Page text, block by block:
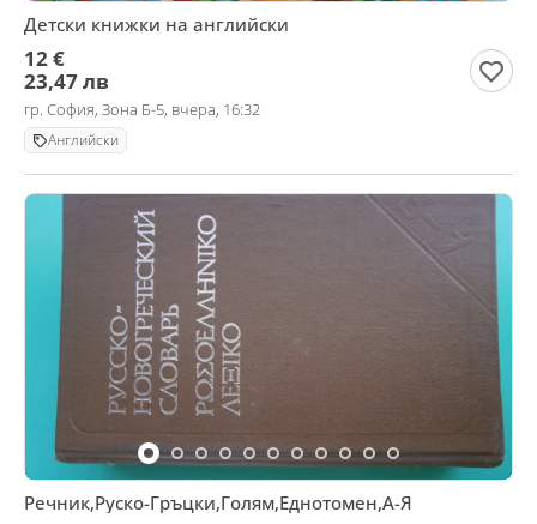
Детски книжки на английски
12 €
23,47 лв
гр. София, Зона Б-5, вчера, 16:32
Английски
Речник,Руско-Гръцки,Голям,Еднотомен,А-Я